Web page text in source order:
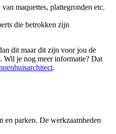
maquettes, plattegronden etc.
die betrokken zijn
dit maar dit zijn voor jou de
Wil je nog meer informatie? Dat
.
en parken. De werkzaamheden